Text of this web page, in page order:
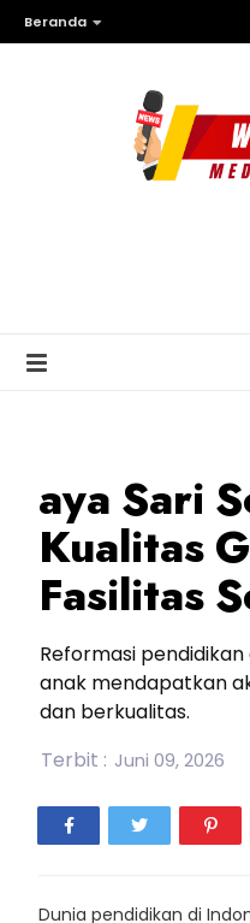
Beranda
aya Sari
Kualitas
Fasilitas
Reformasi
anak mendapatkan
dan berkualitas.
Terbit : Juni 09, 2026
Dunia pendidikan di